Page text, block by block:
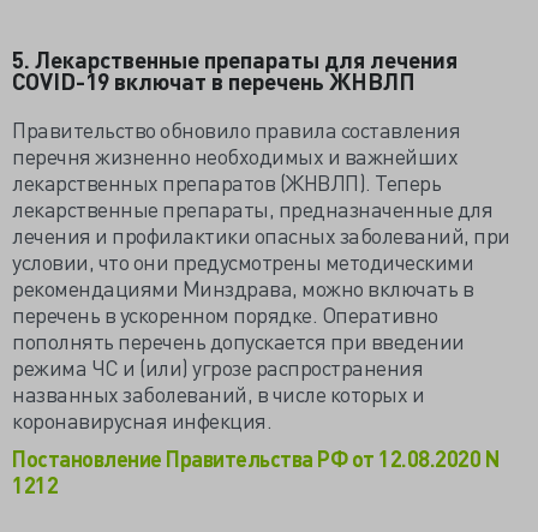
5. Лекарственные препараты для лечения
COVID-19 включат в перечень ЖНВЛП
Правительство обновило правила составления
перечня жизненно необходимых и важнейших
лекарственных препаратов (ЖНВЛП). Теперь
лекарственные препараты, предназначенные для
лечения и профилактики опасных заболеваний, при
условии, что они предусмотрены методическими
рекомендациями Минздрава, можно включать в
перечень в ускоренном порядке. Оперативно
пополнять перечень допускается при введении
режима ЧС и (или) угрозе распространения
названных заболеваний, в числе которых и
коронавирусная инфекция.
Постановление Правительства РФ от 12.08.2020 N
1212